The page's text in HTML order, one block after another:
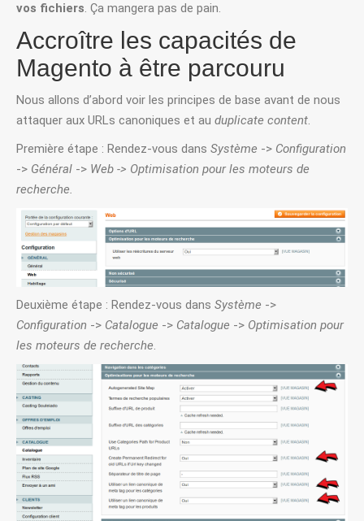
vos fichiers. Ça mangera pas de pain.
Accroître les capacités de
Magento à être parcouru
Nous allons d’abord voir les principes de base avant de nous
attaquer aux URLs canoniques et au duplicate content.
Première étape : Rendez-vous dans Système -> Configuration
-> Général -> Web -> Optimisation pour les moteurs de
recherche.
Deuxième étape : Rendez-vous dans Système ->
Configuration -> Catalogue -> Catalogue -> Optimisation pour
les moteurs de recherche.